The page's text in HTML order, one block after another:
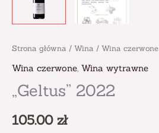
Strona główna / Wina / Wina czerwone
Wina czerwone Wina wytrawne
„Geltus” 2022
105.00 zł